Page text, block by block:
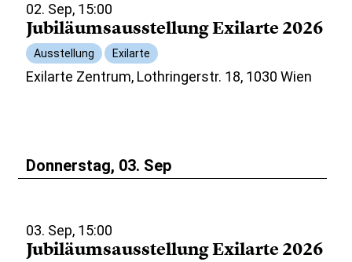
02. Sep, 15:00
Jubiläumsausstellung Exilarte 2026
Ausstellung Exilarte
Exilarte Zentrum, Lothringerstr. 18, 1030 Wien
Donnerstag, 03. Sep
03. Sep, 15:00
Jubiläumsausstellung Exilarte 2026